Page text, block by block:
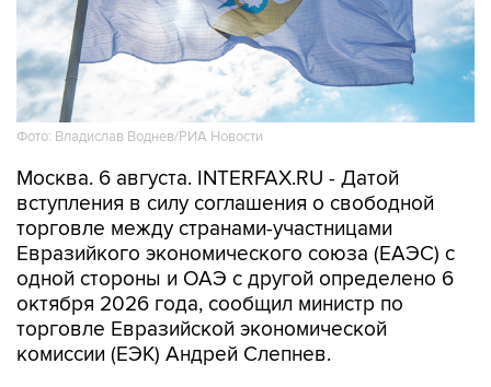
Фото: Владислав Воднев/РИА Новости
Москва. 6 августа. INTERFAX.RU - Датой
вступления в силу соглашения о свободной
торговле между странами-участницами
Евразийкого экономического союза (ЕАЭС) с
одной стороны и ОАЭ с другой определено 6
октября 2026 года, сообщил министр по
торговле Евразийской экономической
комиссии (ЕЭК) Андрей Слепнев.